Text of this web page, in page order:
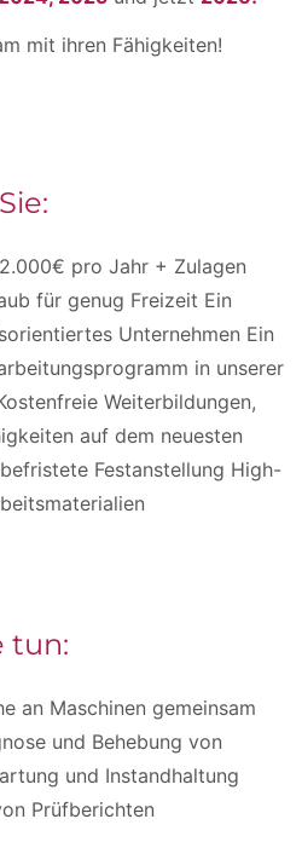
mit ihren Fähigkeiten!
pro Jahr + Zulagen
für genug Freizeit Ein
Unternehmen Ein
in unserer
Weiterbildungen,
auf dem neuesten
Festanstellung High-
tun:
an Maschinen gemeinsam
und Behebung von
und Instandhaltung
Prüfberichten